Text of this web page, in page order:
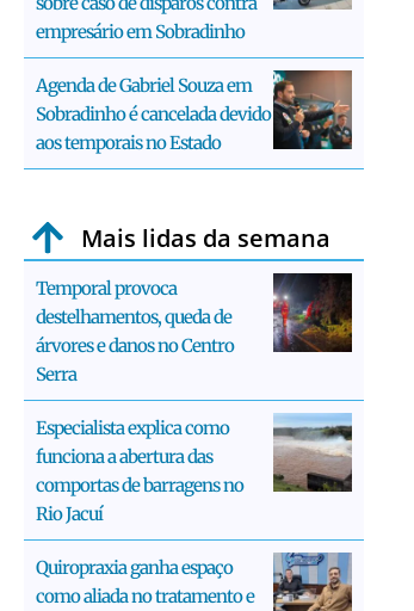
empresário em Sobradinho
Agenda de Gabriel Souza em
Sobradinho é cancelada devido
aos temporais no Estado
Mais lidas da semana
Temporal provoca
destelhamentos, queda de
árvores e danos no Centro
Serra
Especialista explica como
funciona a abertura das
comportas de barragens no
Rio Jacuí
Quiropraxia ganha espaço
como aliada no tratamento e